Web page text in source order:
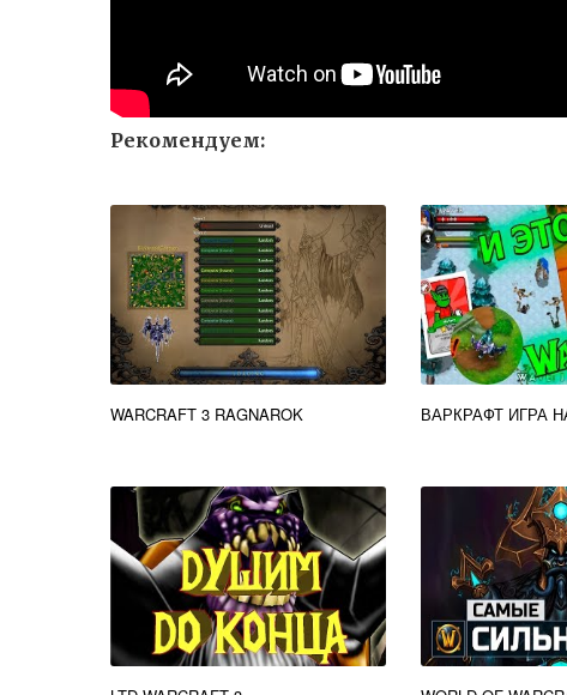
Рекомендуем:
WARCRAFT 3 RAGNAROK ВАРКРАФТ ИГРА